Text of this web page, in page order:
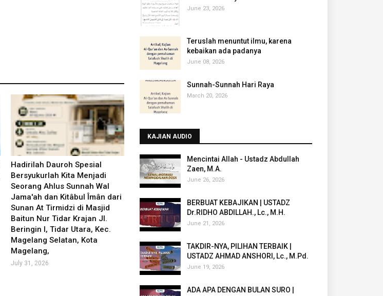
Hadirilah Dauroh Spesial
Bersyukurlah Kita Menjadi
Seorang Ahlus Sunnah Wal
Jama'ah dan Kitâbul Îmân dari
Sunan At Tirmidzi di Masjid
Baitun Nur Tidar Krajan Jl.
Beringin I, Tidar Utara, Kec.
Magelang Selatan, Kota
Magelang,
July 31, 2026
June 23, 2026
Teruslah menuntut ilmu, karena
kebaikan ada padanya
June 08, 2026
Sunnah-Sunnah Hari Raya
March 20, 2026
KAJIAN AUDIO
Mencintai Allah - Ustadz Abdullah
Zaen, M.A.
June 26, 2026
BERBUAT KEBAJIKAN | USTADZ
Dr.RIDHO ABDILLAH., Lc., M.H.
June 21, 2026
TAKDIR-NYA, PILIHAN TERBAIK |
USTADZ AHMAD ANSHORI, Lc., M.Pd.
June 19, 2026
ADA APA DENGAN BULAN SURO |